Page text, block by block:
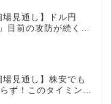
場見通し】ドル円
目前の攻防が続く！
場見通し】株安でも
ず！このタイミング